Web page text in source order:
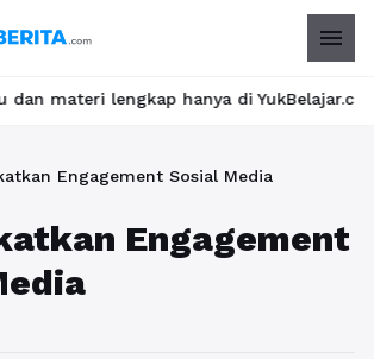
menu
lengkap hanya di YukBelajar.com.
Engagement Sosial Media
Engagement